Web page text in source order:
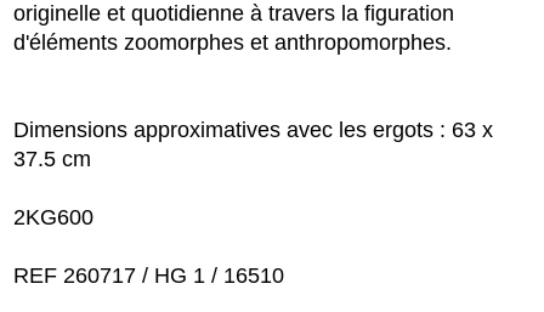
originelle et quotidienne à travers la figuration
d'éléments zoomorphes et anthropomorphes.
Dimensions approximatives avec les ergots : 63 x
37.5 cm
2KG600
REF 260717 / HG 1 / 16510